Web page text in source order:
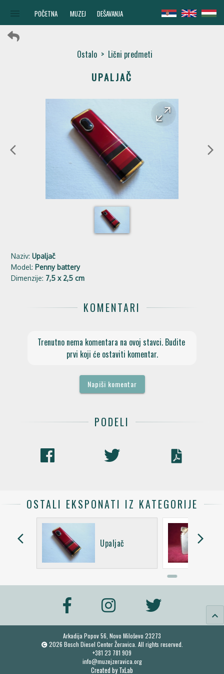
POČETNA MUZEJ DEŠAVANJA
Ostalo> Lični predmeti
UPALJAČ
arrow_back_ios
arrow_back
arrow_forward
arrow_forward_ios
Naziv:Upaljač
Model: Penny battery
Dimenzije: 7,5 x 2,5 cm
KOMENTARI
Trenutno nema komentara na ovoj stavci. Budite
prvi koji će ostaviti komentar.
Napiši komentar
PODELI
OSTALI EKSPONATI IZ KATEGORIJE
arrow_back_ios Upaljač arrow_forward_ios
keyboard_arrow_up
Arkadija Popov 56, Novo Miloševo 23273
2026 Bosch Diesel Center Žeravica. All rights reserved.
+381 23 781 909
info@muzejzeravica.org
Created byTxLab